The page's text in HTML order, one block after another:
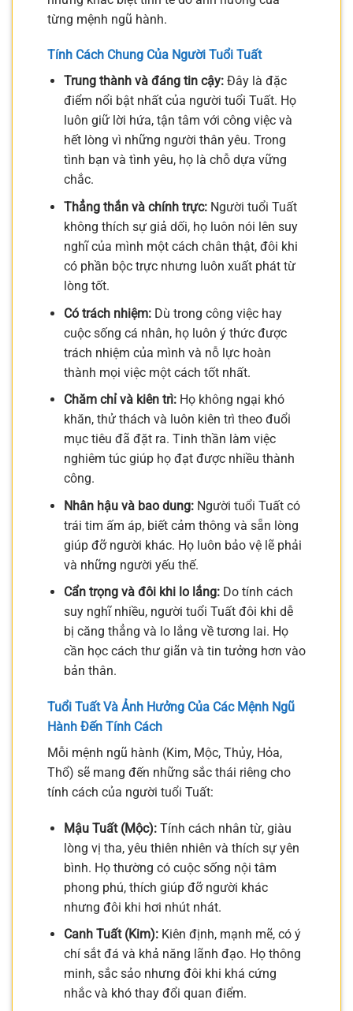
từng mệnh ngũ hành.
Tính Cách Chung Của Người Tuổi Tuất
Trung thành và đáng tin cậy:Đây là đặc
điểm nổi bật nhất của người tuổi Tuất. Họ
luôn giữ lời hứa, tận tâm với công việc và
hết lòng vì những người thân yêu. Trong
tình bạn và tình yêu, họ là chỗ dựa vững
chắc.
Thẳng thắn và chính trực:Người tuổi Tuất
không thích sự giả dối, họ luôn nói lên suy
nghĩ của mình một cách chân thật, đôi khi
có phần bộc trực nhưng luôn xuất phát từ
lòng tốt.
Có trách nhiệm:Dù trong công việc hay
cuộc sống cá nhân, họ luôn ý thức được
trách nhiệm của mình và nỗ lực hoàn
thành mọi việc một cách tốt nhất.
Chăm chỉ và kiên trì:Họ không ngại khó
khăn, thử thách và luôn kiên trì theo đuổi
mục tiêu đã đặt ra. Tinh thần làm việc
nghiêm túc giúp họ đạt được nhiều thành
công.
Nhân hậu và bao dung:Người tuổi Tuất có
trái tim ấm áp, biết cảm thông và sẵn lòng
giúp đỡ người khác. Họ luôn bảo vệ lẽ phải
và những người yếu thế.
Cẩn trọng và đôi khi lo lắng:Do tính cách
suy nghĩ nhiều, người tuổi Tuất đôi khi dễ
bị căng thẳng và lo lắng về tương lai. Họ
cần học cách thư giãn và tin tưởng hơn vào
bản thân.
Tuổi Tuất Và Ảnh Hưởng Của Các Mệnh Ngũ
Hành Đến Tính Cách
Mỗi mệnh ngũ hành (Kim, Mộc, Thủy, Hỏa,
Thổ) sẽ mang đến những sắc thái riêng cho
tính cách của người tuổi Tuất:
Mậu Tuất (Mộc):Tính cách nhân từ, giàu
lòng vị tha, yêu thiên nhiên và thích sự yên
bình. Họ thường có cuộc sống nội tâm
phong phú, thích giúp đỡ người khác
nhưng đôi khi hơi nhút nhát.
Canh Tuất (Kim):Kiên định, mạnh mẽ, có ý
chí sắt đá và khả năng lãnh đạo. Họ thông
minh, sắc sảo nhưng đôi khi khá cứng
nhắc và khó thay đổi quan điểm.